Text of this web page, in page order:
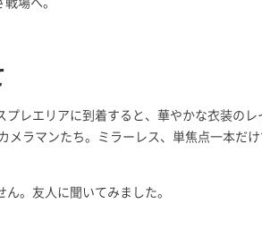
場へ。
レエリアに到着すると、華やかな衣装のレ
メラマンたち。ミラーレス、単焦点一本だ
。友人に聞いてみました。